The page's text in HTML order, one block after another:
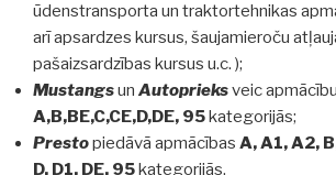
ūdenstransporta un traktortehnikas
arī apsardzes kursus, šaujamieroču
pašaizsardzības kursus u.c. );
Mustangsun Autoprieksveic apmācību
A,B,BE,C,CE,D,DE, 95kategorijās;
Prestopiedāvā apmācības A, A1, A2,
D, D1, DE, 95kategorijās.